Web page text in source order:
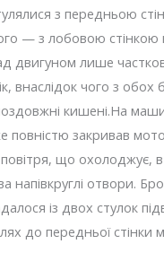
з передньою
— з лобовою стінкою
двигуном лише
внаслідок чого з обох
кишені.На
повністю закривав
повітря, що охолоджує,
напівкруглі отвори.
із двох стулок
до передньої стінки